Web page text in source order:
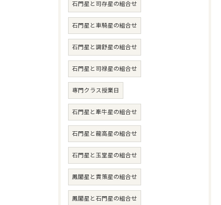
石門星と司存星の組合せ
石門星と車騎星の組合せ
石門星と調舒星の組合せ
石門星と司禄星の組合せ
専門クラス授業日
石門星と牽牛星の組合せ
石門星と龍高星の組合せ
石門星と玉堂星の組合せ
鳳閣星と貫策星の組合せ
鳳閣星と石門星の組合せ